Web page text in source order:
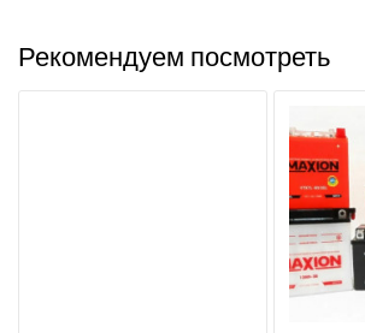
Рекомендуем посмотреть